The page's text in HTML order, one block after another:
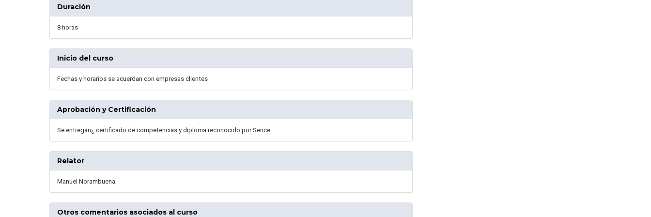
Duración
8 horas
Inicio del curso
Fechas y horarios se acuerdan con empresas clientes
Aprobación y Certificación
Se entregan¿ certificado de competencias y diploma reconocido por Sence
Relator
Manuel Norambuena
Otros comentarios asociados al curso